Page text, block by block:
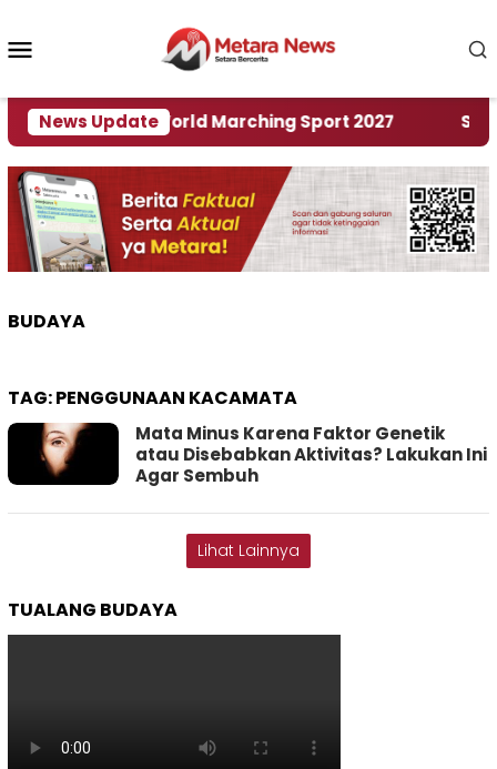
konten
News Update
Rumah World Marching Sport 2027 ‎Soal
BUDAYA
TAG:PENGGUNAAN KACAMATA
Mata Minus Karena Faktor Genetik
atau Disebabkan Aktivitas? Lakukan Ini
Agar Sembuh
Lihat Lainnya
TUALANG BUDAYA